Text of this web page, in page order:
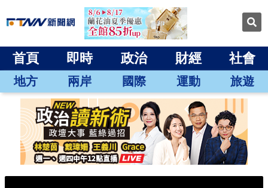
首頁 即時 政治 財經 社會
地方 兩岸 國際 運動 旅遊